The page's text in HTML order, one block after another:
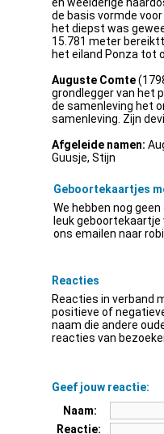
de basis vormde
het diepst was
15.781 meter
het eiland Ponza tot
Auguste Comte
grondlegger van het
de samenleving het
samenleving. Zijn
Afgeleide namen:
Guusje, Stijn
Geboortekaartjes
We hebben nog geen
leuk
ons emailen naar
Reacties
Reacties in verband
positieve of
naam die andere
reacties van
Geef jouw reactie:
Naam:
Reactie: